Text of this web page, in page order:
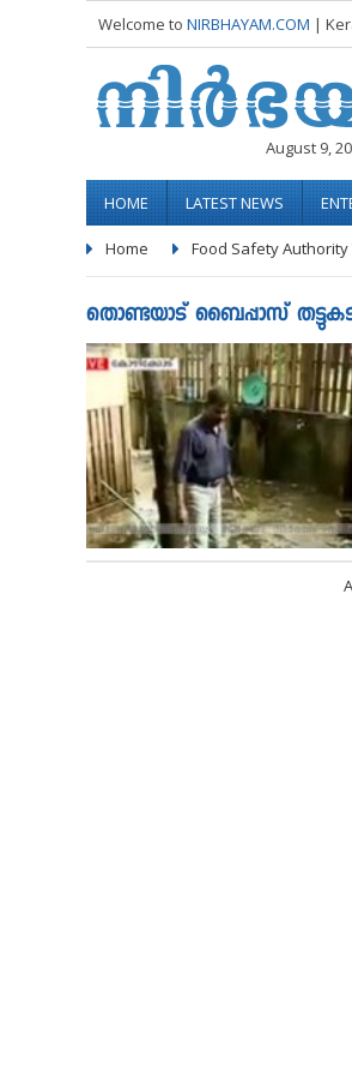
Welcome to NIRBHAYAM.COM |
August 9,
HOME LATEST NEWS
Home Food Safety
തൊണ്ടയാട് ബൈപ്പാസ് തട്ടുകട